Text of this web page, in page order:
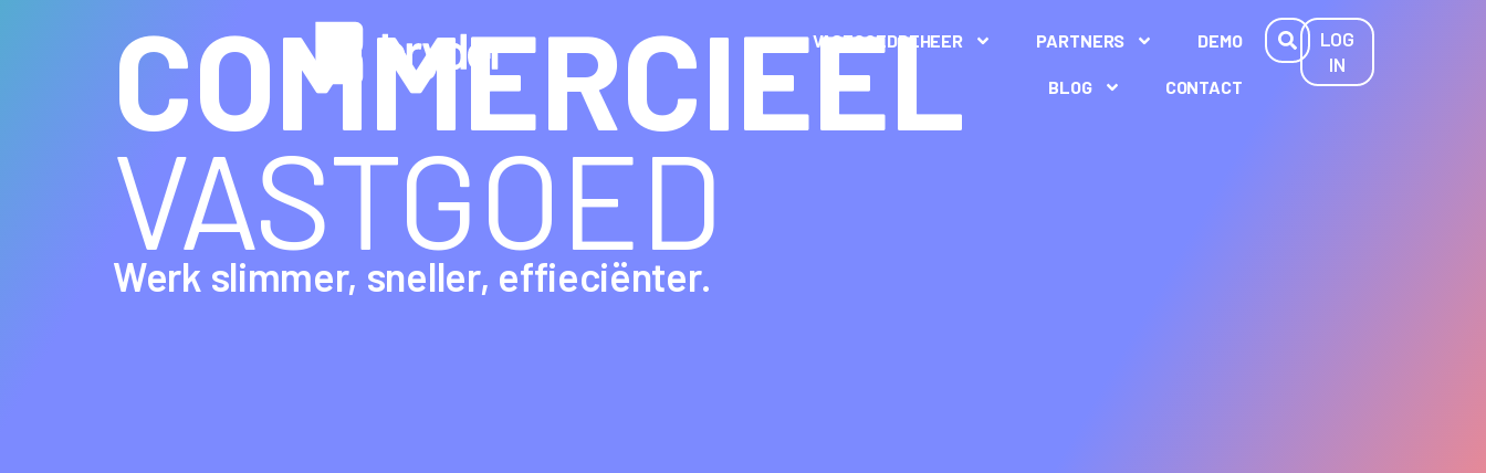
VASTGOEDBEHEER PARTNERS DEMO
BLOG CONTACT
LOG
IN
COMMERCIEEL
VASTGOED
Werk slimmer, sneller, effieciënter.